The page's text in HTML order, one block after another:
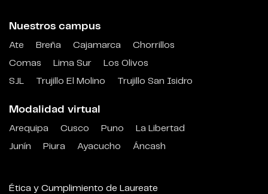
Nuestros campus
Ate Breña Cajamarca
Chorrillos
Comas
Lima Sur
Los Olivos
SJL
Trujillo El Molino Trujillo San Isidro
Modalidad virtual
Arequipa Cusco Puno
La Libertad
Junín
Piura Ayacucho Áncash
Ética y Cumplimiento de Laureate